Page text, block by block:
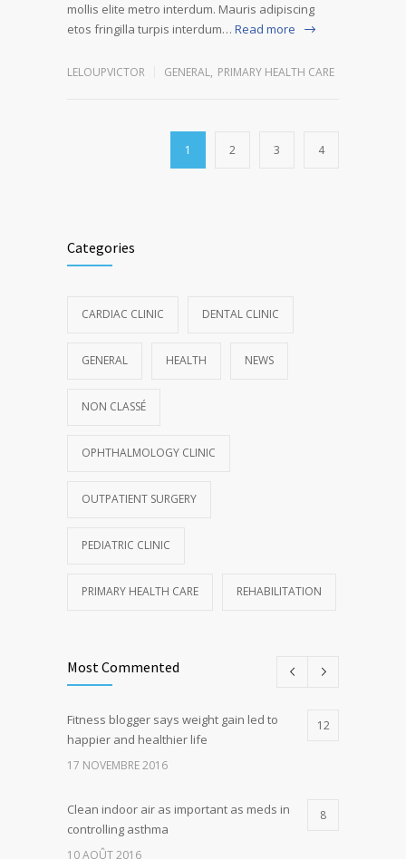
mollis elite metro interdum. Mauris adipiscing
etos fringilla turpis interdum… Read more
LELOUPVICTOR GENERAL, PRIMARY HEALTH CARE
1 2 3 4
Categories
CARDIAC CLINIC DENTAL CLINIC
GENERAL HEALTH NEWS
NON CLASSÉ
OPHTHALMOLOGY CLINIC
OUTPATIENT SURGERY
PEDIATRIC CLINIC
PRIMARY HEALTH CARE REHABILITATION
Most Commented
Fitness blogger says weight gain led to
happier and healthier life
12
17 NOVEMBRE 2016
Clean indoor air as important as meds in
controlling asthma
8
10 AOÛT 2016